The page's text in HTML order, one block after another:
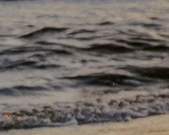
TAGEN & FEIERN